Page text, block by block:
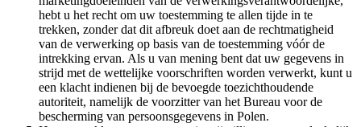
hebt u het recht om uw toestemming te allen tijde in te
trekken, zonder dat dit afbreuk doet aan de rechtmatigheid
van de verwerking op basis van de toestemming vóór de
intrekking ervan. Als u van mening bent dat uw gegevens in
strijd met de wettelijke voorschriften worden verwerkt, kunt u
een klacht indienen bij de bevoegde toezichthoudende
autoriteit, namelijk de voorzitter van het Bureau voor de
bescherming van persoonsgegevens in Polen.